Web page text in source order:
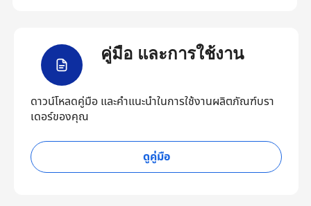
คู่มือ และการใช้งาน
ดาวน์โหลดคู่มือ และคำแนะนำในการใช้งานผลิตภัณฑ์บรา
เดอร์ของคุณ
ดูคู่มือ